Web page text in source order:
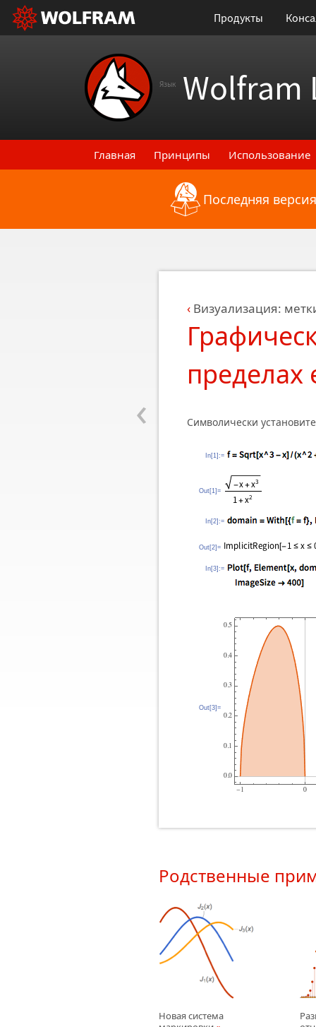
Продукты
Язык Wolfram
Главная Принципы Использование
Назад к последнимПоследняя
‹
Визуализация:
пределах
Символически
In[1]:=
Out[1]=
In[2]:=
Out[2]=
In[3]:=
Out[3]=
Родственные
Новая система